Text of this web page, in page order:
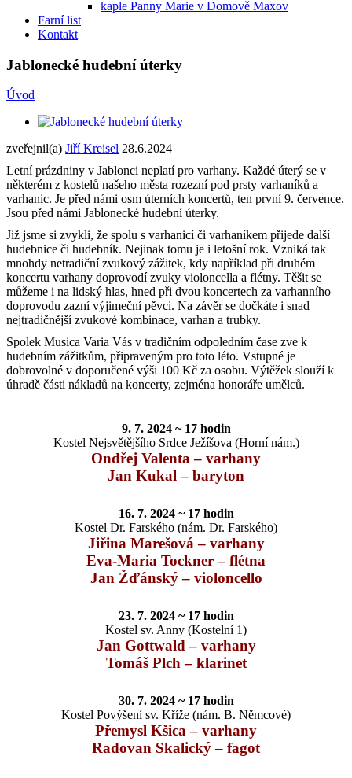
kaple Panny Marie v Domově Maxov
Farní list
Kontakt
Jablonecké hudební úterky
Úvod
zveřejnil(a) Jiří Kreisel 28.6.2024
Letní prázdniny v Jablonci neplatí pro varhany. Každé úterý se v
některém z kostelů našeho města rozezní pod prsty varhaníků a
varhanic. Je před námi osm úterních koncertů, ten první 9. července.
Jsou před námi Jablonecké hudební úterky.
Již jsme si zvykli, že spolu s varhanicí či varhaníkem přijede další
hudebnice či hudebník. Nejinak tomu je i letošní rok. Vzniká tak
mnohdy netradiční zvukový zážitek, kdy například při druhém
koncertu varhany doprovodí zvuky violoncella a flétny. Těšit se
můžeme i na lidský hlas, hned při dvou koncertech za varhanního
doprovodu zazní výjimeční pěvci. Na závěr se dočkáte i snad
nejtradičnější zvukové kombinace, varhan a trubky.
Spolek Musica Varia Vás v tradičním odpoledním čase zve k
hudebním zážitkům, připraveným pro toto léto. Vstupné je
dobrovolné v doporučené výši 100 Kč za osobu. Výtěžek slouží k
úhradě části nákladů na koncerty, zejména honoráře umělců.
9. 7. 2024 ~ 17 hodin
Kostel Nejsvětějšího Srdce Ježíšova (Horní nám.)
Ondřej Valenta – varhany
Jan Kukal – baryton
16. 7. 2024 ~ 17 hodin
Kostel Dr. Farského (nám. Dr. Farského)
Jiřina Marešová – varhany
Eva-Maria Tockner – flétna
Jan Žďánský – violoncello
23. 7. 2024 ~ 17 hodin
Kostel sv. Anny (Kostelní 1)
Jan Gottwald – varhany
Tomáš Plch – klarinet
30. 7. 2024 ~ 17 hodin
Kostel Povýšení sv. Kříže (nám. B. Němcové)
Přemysl Kšica – varhany
Radovan Skalický – fagot